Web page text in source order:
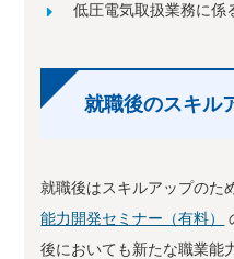
低圧電気取扱業務に係
就職後のスキル
就職後はスキルアップのた
能力開発セミナー（有料）
後においても新たな職業能